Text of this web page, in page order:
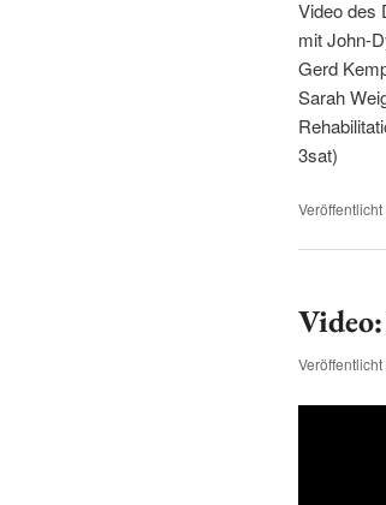
Video des
mit John-
Gerd
Sarah
3sat)
Veröffentlicht